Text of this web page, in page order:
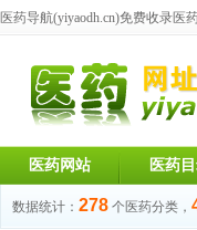
医药导航(yiyaodh.cn)免费收录医
医药网站 医药
数据统计： 278 个医药分类，